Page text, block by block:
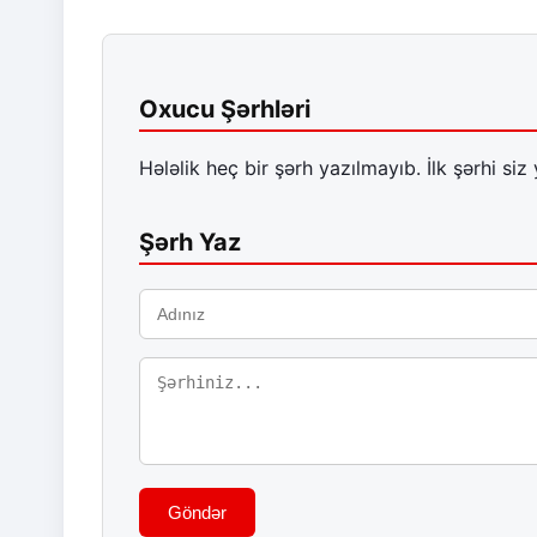
Oxucu Şərhləri
Hələlik heç bir şərh yazılmayıb. İlk şərhi siz
Şərh Yaz
Göndər